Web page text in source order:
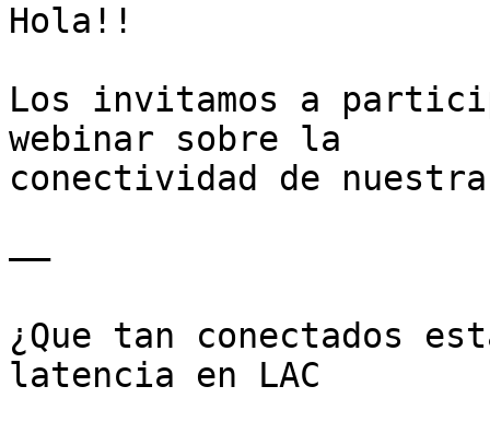
Hola!!
Los invitamos a
webinar sobre la
conectividad de
——
¿Que tan conectados
latencia en LAC